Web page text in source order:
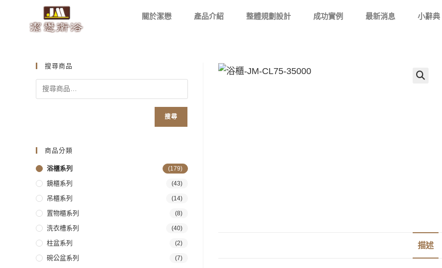
關於潔懋 產品介紹 整體規劃設計 成功實例 最新消息 小辭典
描述
搜尋商品
搜尋
商品分類
浴櫃系列 (179)
鏡櫃系列 (43)
吊櫃系列 (14)
置物櫃系列 (8)
洗衣槽系列 (40)
柱盆系列 (2)
碗公盆系列 (7)